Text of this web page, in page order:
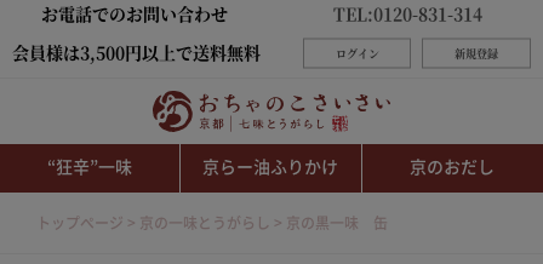
お電話でのお問い合わせ
TEL:0120-831-314
会員様は3,500円以上で送料無料
ログイン 新規登録
“狂辛”一味 京らー油ふりかけ 京のおだし
トップページ 京の一味とうがらし 京の黒一味 缶